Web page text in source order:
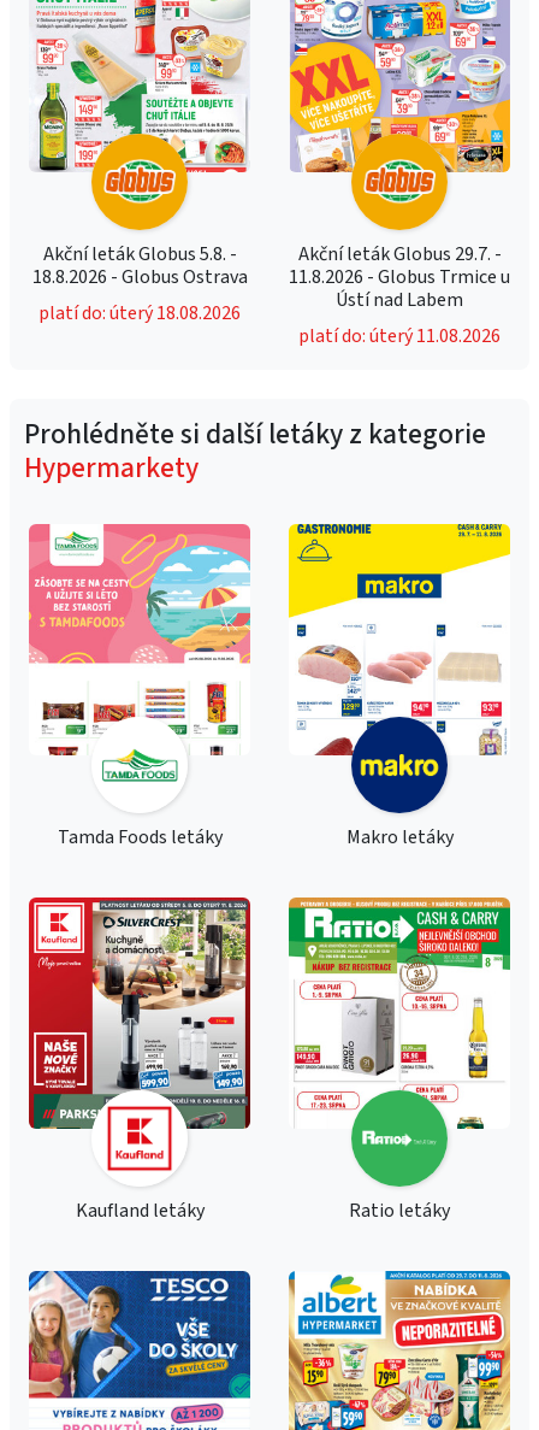
Akční leták Globus 5.8. -
18.8.2026 - Globus Ostrava
platí do: úterý 18.08.2026
Akční leták Globus 29.7. -
11.8.2026 - Globus Trmice u
Ústí nad Labem
platí do: úterý 11.08.2026
Prohlédněte si další letáky z kategorie
Hypermarkety
Tamda Foods letáky Makro letáky
Kaufland letáky Ratio letáky